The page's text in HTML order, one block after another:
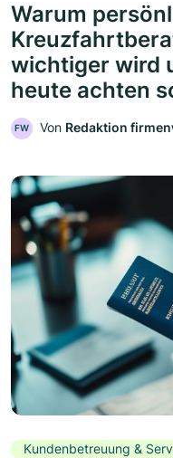
Warum
wichtiger wird
heute achten
FW Von Redaktion
Kundenbetreuung &